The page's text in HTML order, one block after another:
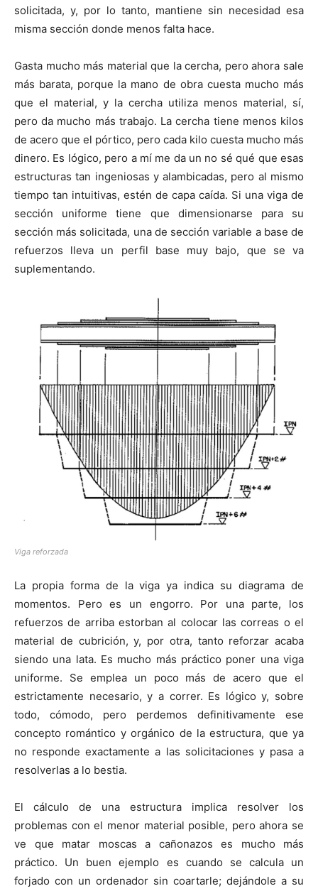
solicitada, y, por lo tanto, mantiene sin necesidad esa
misma sección donde menos falta hace.
Gasta mucho más material que la cercha, pero ahora sale
más barata, porque la mano de obra cuesta mucho más
que el material, y la cercha utiliza menos material, sí,
pero da mucho más trabajo. La cercha tiene menos kilos
de acero que el pórtico, pero cada kilo cuesta mucho más
dinero. Es lógico, pero a mí me da un no sé qué que esas
estructuras tan ingeniosas y alambicadas, pero al mismo
tiempo tan intuitivas, estén de capa caída. Si una viga de
sección uniforme tiene que dimensionarse para su
sección más solicitada, una de sección variable a base de
refuerzos lleva un perfil base muy bajo, que se va
suplementando.
Viga reforzada
La propia forma de la viga ya indica su diagrama de
momentos. Pero es un engorro. Por una parte, los
refuerzos de arriba estorban al colocar las correas o el
material de cubrición, y, por otra, tanto reforzar acaba
siendo una lata. Es mucho más práctico poner una viga
uniforme. Se emplea un poco más de acero que el
estrictamente necesario, y a correr. Es lógico y, sobre
todo, cómodo, pero perdemos definitivamente ese
concepto romántico y orgánico de la estructura, que ya
no responde exactamente a las solicitaciones y pasa a
resolverlas a lo bestia.
El cálculo de una estructura implica resolver los
problemas con el menor material posible, pero ahora se
ve que matar moscas a cañonazos es mucho más
práctico. Un buen ejemplo es cuando se calcula un
forjado con un ordenador sin coartarle; dejándole a su